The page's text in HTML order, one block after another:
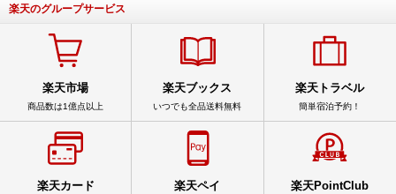
楽天のグループサービス
楽天市場
商品数は1億点以上
楽天ブックス
いつでも全品送料無料
楽天トラベル
簡単宿泊予約！
楽天カード 楽天ペイ 楽天PointClub